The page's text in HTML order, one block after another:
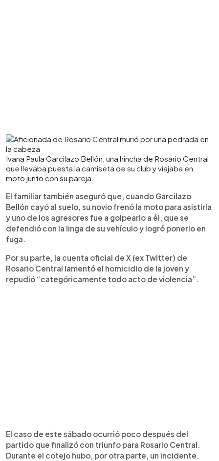
Ivana Paula Garcilazo Bellón, una hincha de Rosario Central
que llevaba puesta la camiseta de su club y viajaba en
moto junto con su pareja.
El familiar también aseguró que, cuando Garcilazo
Bellón cayó al suelo, su novio frenó la moto para asistirla
y uno de los agresores fue a golpearlo a él, que se
defendió con la linga de su vehículo y logró ponerlo en
fuga.
Por su parte, la cuenta oficial de X (ex Twitter) de
Rosario Central lamentó el homicidio de la joven y
repudió “categóricamente todo acto de violencia”.
El caso de este sábado ocurrió poco después del
partido que finalizó con triunfo para Rosario Central.
Durante el cotejo hubo, por otra parte, un incidente.